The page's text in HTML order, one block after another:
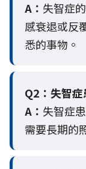
A： 失智症
感衰退或反
悉的事物。
Q2： 失智症
A： 失智症
需要長期的